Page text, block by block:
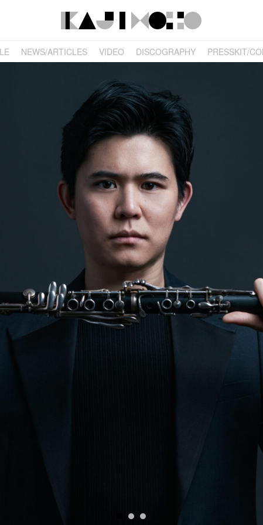
NEWS/ARTICLES VIDEO DISCOGRAPHY PRESSKIT/